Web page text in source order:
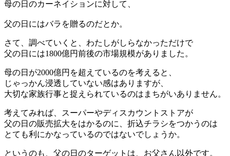
母の日のカーネイションに対して、
父の日にはバラを贈るのだとか。
さて、調べていくと、わたしがしらなかっただけで
父の日には1800億円前後の市場規模がありました。
母の日が2000億円を超えているのを考えると、
じゃっかん浸透していない感はありますが、
大切な家族行事と捉えられているのはまちがいありません。
考えてみれば、スーパーやディスカウントストアが
父の日の販売拡大をはかるのに、折込チラシをつかうのは
とても利にかなっているのではないでしょうか。
というのも、父の日のターゲットは、お父さん以外です。